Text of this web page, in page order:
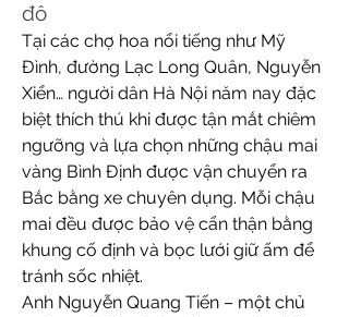
đô
Tại các chợ hoa nổi tiếng như Mỹ
Đình, đường Lạc Long Quân, Nguyễn
Xiển… người dân Hà Nội năm nay đặc
biệt thích thú khi được tận mắt chiêm
ngưỡng và lựa chọn những chậu mai
vàng Bình Định được vận chuyển ra
Bắc bằng xe chuyên dụng. Mỗi chậu
mai đều được bảo vệ cẩn thận bằng
khung cố định và bọc lưới giữ ấm để
tránh sốc nhiệt.
Anh Nguyễn Quang Tiến – một chủ